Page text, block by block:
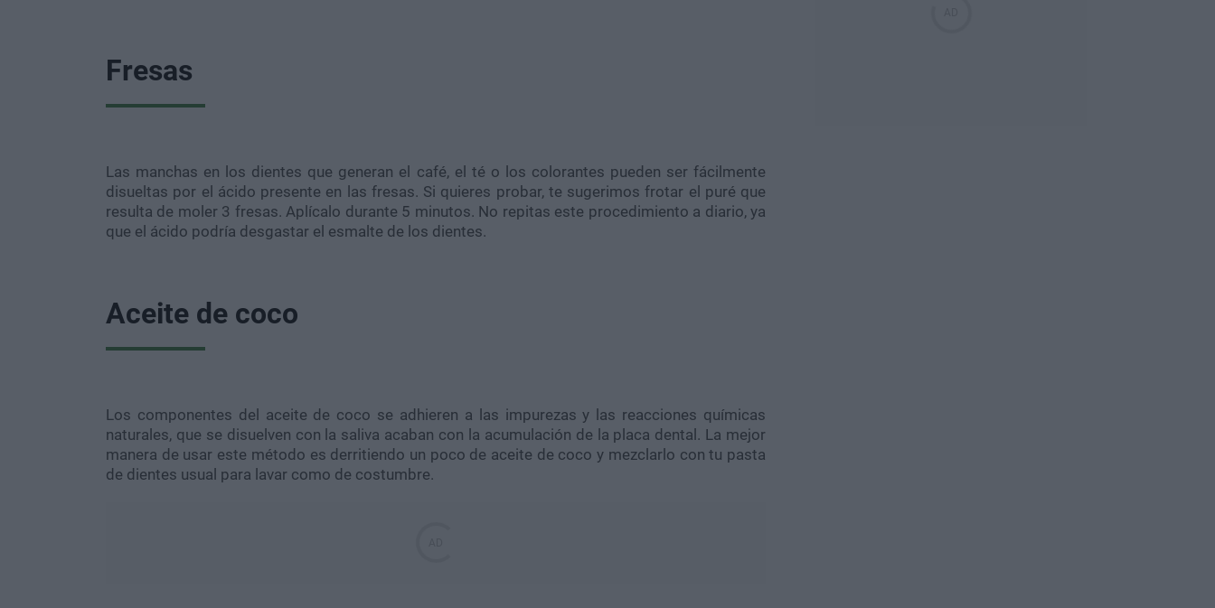
Fresas
Las manchas en los dientes que generan el café, el té o los colorantes pueden ser fácilmente
disueltas por el ácido presente en las fresas. Si quieres probar, te sugerimos frotar el puré que
resulta de moler 3 fresas. Aplícalo durante 5 minutos. No repitas este procedimiento a diario, ya
que el ácido podría desgastar el esmalte de los dientes.
Aceite de coco
Los componentes del aceite de coco se adhieren a las impurezas y las reacciones químicas
naturales, que se disuelven con la saliva acaban con la acumulación de la placa dental. La mejor
manera de usar este método es derritiendo un poco de aceite de coco y mezclarlo con tu pasta
de dientes usual para lavar como de costumbre.